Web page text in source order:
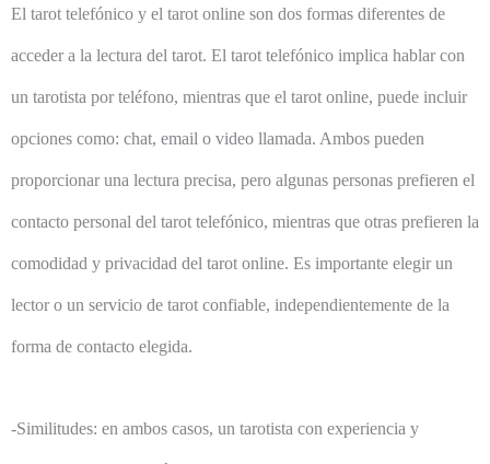
El tarot telefónico y el tarot online son dos formas diferentes de
acceder a la lectura del tarot. El tarot telefónico implica hablar con
un tarotista por teléfono, mientras que el tarot online, puede incluir
opciones como: chat, email o video llamada. Ambos pueden
proporcionar una lectura precisa, pero algunas personas prefieren el
contacto personal del tarot telefónico, mientras que otras prefieren la
comodidad y privacidad del tarot online. Es importante elegir un
lector o un servicio de tarot confiable, independientemente de la
forma de contacto elegida.
-Similitudes: en ambos casos, un tarotista con experiencia y